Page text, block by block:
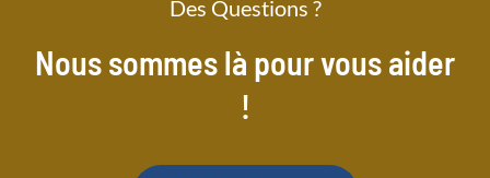
Des Questions ?
Nous sommes là pour vous aider
!​